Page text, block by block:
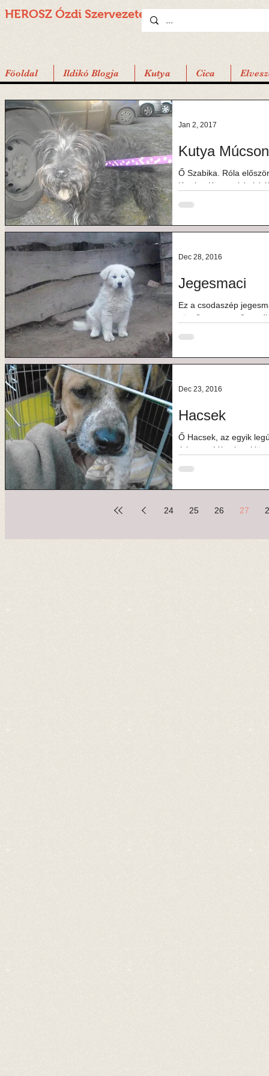
HEROSZ Ózdi Szervezete
Föoldal Ildikó Blogja Kutya Cica
Kutya
Ő Szabika. Róla
Kovács Kata, miskolci
Jan 2, 2017
Jegesmaci
Ez a csodaszép
sürgősen szerető
Dec 28, 2016
Hacsek
Ő Hacsek, az egyik
érkezett. Váratlanul
Dec 23, 2016
24 25 26 27